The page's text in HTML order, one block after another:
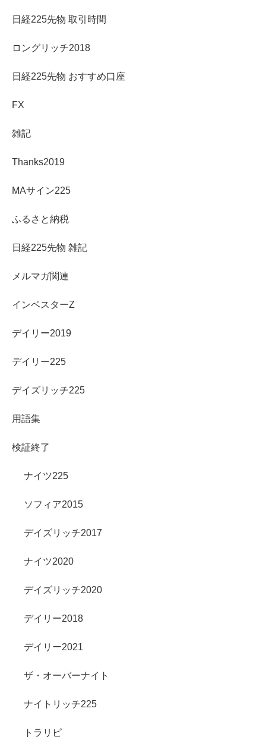
日経225先物 取引時間
ロングリッチ2018
日経225先物 おすすめ口座
FX
雑記
Thanks2019
MAサイン225
ふるさと納税
日経225先物 雑記
メルマガ関連
インベスターZ
デイリー2019
デイリー225
デイズリッチ225
用語集
検証終了
ナイツ225
ソフィア2015
デイズリッチ2017
ナイツ2020
デイズリッチ2020
デイリー2018
デイリー2021
ザ・オーバーナイト
ナイトリッチ225
トラリピ